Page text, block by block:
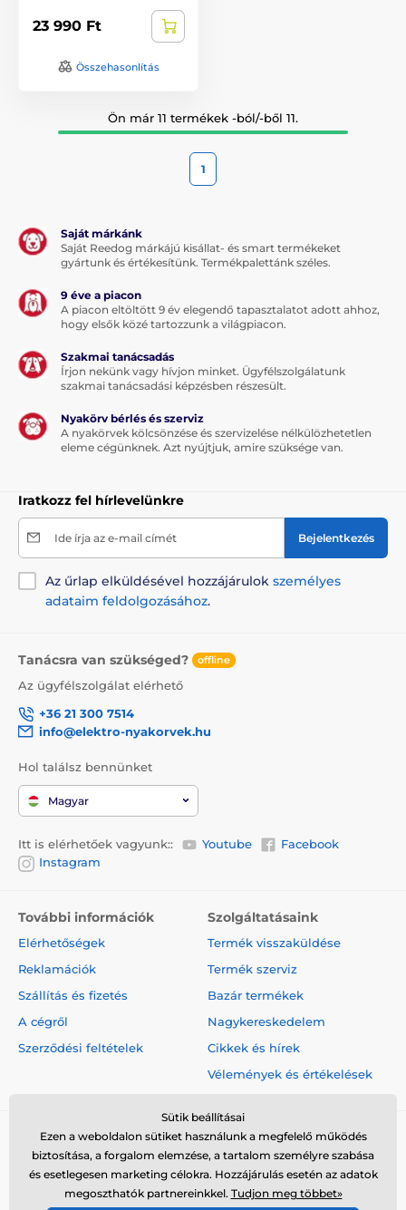
23 990 Ft
Összehasonlítás
Ön már 11 termékek -ból/-ből 11.
1
Saját márkánk
Saját Reedog márkájú kisállat- és smart termékeket
gyártunk és értékesítünk. Termékpalettánk széles.
9 éve a piacon
A piacon eltöltött 9 év elegendő tapasztalatot adott ahhoz,
hogy elsők közé tartozzunk a világpiacon.
Szakmai tanácsadás
Írjon nekünk vagy hívjon minket. Ügyfélszolgálatunk
szakmai tanácsadási képzésben részesült.
Nyakörv bérlés és szerviz
A nyakörvek kölcsönzése és szervizelése nélkülözhetetlen
eleme cégünknek. Azt nyújtjuk, amire szüksége van.
Iratkozz fel hírlevelünkre
Ide írja az e-mail címét Bejelentkezés
Az űrlap elküldésével hozzájárulok személyes
adataim feldolgozásához.
Tanácsra van szükséged? offline
Az ügyfélszolgálat elérhető
+36 21 300 7514
info@elektro-nyakorvek.hu
Hol találsz bennünket
Magyar
Itt is elérhetőek vagyunk:: Youtube
Facebook
Instagram
További információk
Elérhetőségek
Reklamációk
Szállítás és fizetés
A cégről
Szerződési feltételek
Szolgáltatásaink
Termék visszaküldése
Termék szerviz
Bazár termékek
Nagykereskedelem
Cikkek és hírek
Vélemények és értékelések
Sütik beállításai
Ezen a weboldalon sütiket használunk a megfelelő működés
biztosítása, a forgalom elemzése, a tartalom személyre szabása
és esetlegesen marketing célokra. Hozzájárulás esetén az adatok
megoszthatók partnereinkkel. Tudjon meg többet»